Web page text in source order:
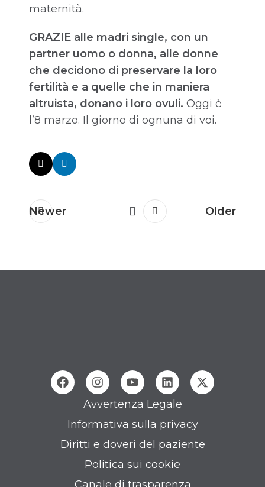
maternità.
GRAZIE alle madri single, con un
partner uomo o donna, alle donne
che decidono di preservare la loro
fertilità e a quelle che in maniera
altruista, donano i loro ovuli. Oggi è
l’8 marzo. Il giorno di ognuna di voi.
Newer Older
Avvertenza Legale
Informativa sulla privacy
Diritti e doveri del paziente
Politica sui cookie